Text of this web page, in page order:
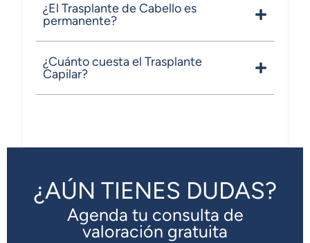
¿El Trasplante de Cabello es
permanente?
¿Cuánto cuesta el Trasplante
Capilar?
¿AÚN TIENES DUDAS?
Agenda tu consulta de
valoración gratuita